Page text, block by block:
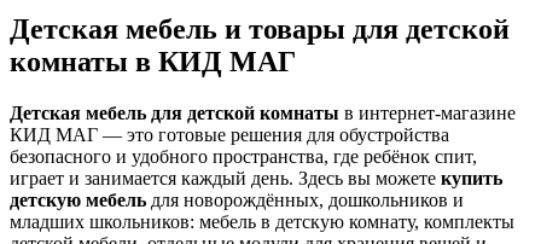
Детская мебель и товары для детской
комнаты в КИД МАГ
Детская мебель для детской комнаты в интернет‑магазине
КИД МАГ — это готовые решения для обустройства
безопасного и удобного пространства, где ребёнок спит,
играет и занимается каждый день. Здесь вы можете купить
детскую мебель для новорождённых, дошкольников и
младших школьников: мебель в детскую комнату, комплекты